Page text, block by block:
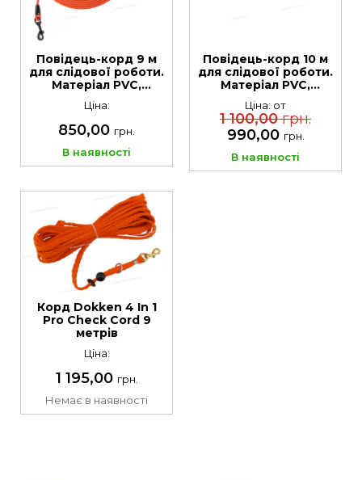
Повідець-корд 9 м
для слідової роботи.
Матеріал PVC,
діаметр 6 мм
Ціна:
850,00 грн.
В наявності
Повідець-корд 10 м
для слідової роботи.
Матеріал PVC,
діаметр 6 мм та 8 мм
Ціна: от
1 100,00грн.
990,00 грн.
В наявності
Корд Dokken 4 In 1
Pro Check Cord 9
метрів
Ціна:
1 195,00 грн.
Немає в наявності